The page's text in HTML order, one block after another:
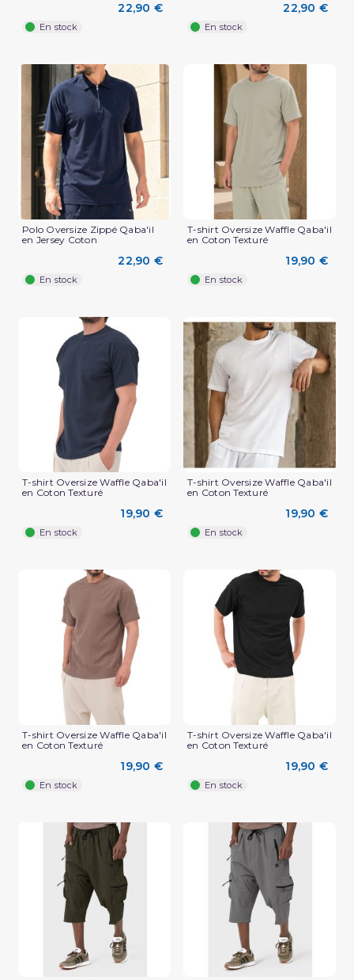
(3 avis)
(3 avis)
(3 avis)
22,90 €
En stock
22,90 €
En stock
Polo Oversize Zippé Qaba'il
en Jersey Coton
22,90 €
En stock
T-shirt Oversize Waffle Qaba'il
en Coton Texturé
19,90 €
En stock
T-shirt Oversize Waffle Qaba'il
en Coton Texturé
19,90 €
En stock
T-shirt Oversize Waffle Qaba'il
en Coton Texturé
19,90 €
En stock
T-shirt Oversize Waffle Qaba'il
en Coton Texturé
19,90 €
En stock
T-shirt Oversize Waffle Qaba'il
en Coton Texturé
19,90 €
En stock